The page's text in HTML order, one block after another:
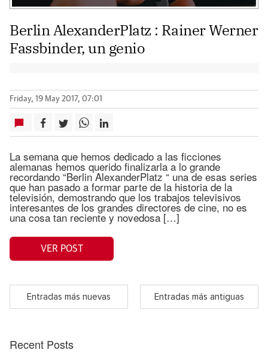
Berlin AlexanderPlatz : Rainer Werner
Fassbinder, un genio
Friday, 19 May 2017, 07:01
La semana que hemos dedicado a las ficciones
alemanas hemos querido finalizarla a lo grande
recordando “Berlin AlexanderPlatz “ una de esas series
que han pasado a formar parte de la historia de la
televisión, demostrando que los trabajos televisivos
interesantes de los grandes directores de cine, no es
una cosa tan reciente y novedosa […]
VER POST
Entradas más nuevas Entradas más antiguas
Recent Posts